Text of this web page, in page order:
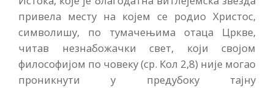
привела месту на којем се родио Христос,
символишу, по тумачењима отаца Цркве,
читав незнабожачки свет, који својом
философијом по човеку (ср. Кол 2,8) није могао
проникнути у предубоку тајну